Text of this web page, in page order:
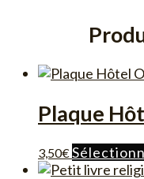
Plaque
3,50€